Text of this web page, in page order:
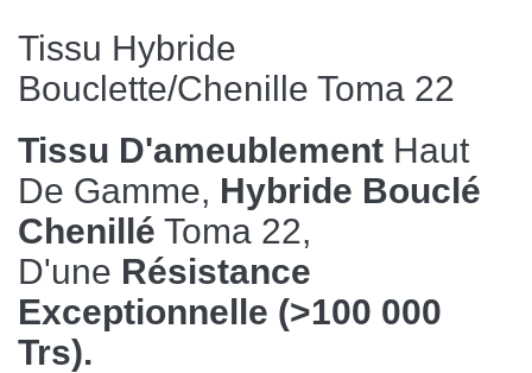
Tissu Hybride
Bouclette/chenille Toma 22
Tissu D'ameublement Haut
De Gamme, Hybride Bouclé
Chenillé Toma 22,
D'une Résistance
Exceptionnelle (>100 000
Trs).